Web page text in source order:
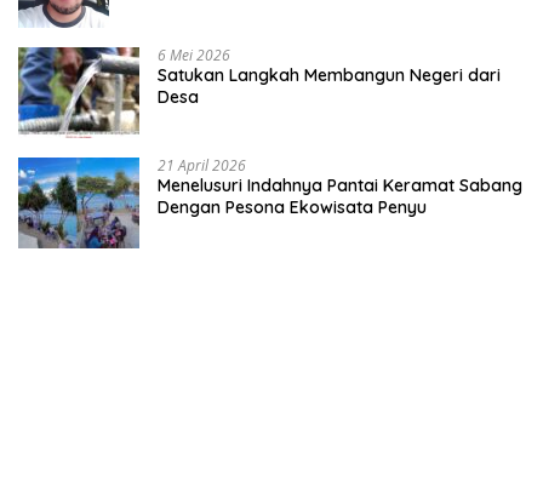
6 Mei 2026
Satukan Langkah Membangun Negeri dari
Desa
21 April 2026
Menelusuri Indahnya Pantai Keramat Sabang
Dengan Pesona Ekowisata Penyu